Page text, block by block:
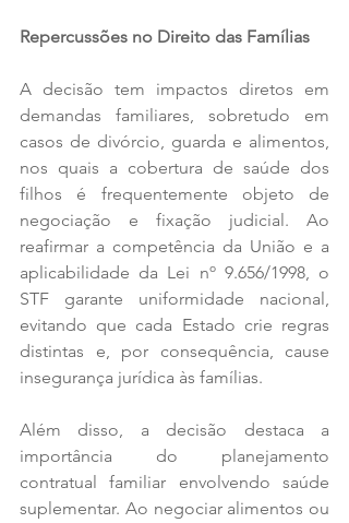
Repercussões no Direito das Famílias
A decisão tem impactos diretos em
demandas familiares, sobretudo em
casos de divórcio, guarda e alimentos,
nos quais a cobertura de saúde dos
filhos é frequentemente objeto de
negociação e fixação judicial. Ao
reafirmar a competência da União e a
aplicabilidade da Lei nº 9.656/1998, o
STF garante uniformidade nacional,
evitando que cada Estado crie regras
distintas e, por consequência, cause
insegurança jurídica às famílias.
Além disso, a decisão destaca a
importância do planejamento
contratual familiar envolvendo saúde
suplementar. Ao negociar alimentos ou